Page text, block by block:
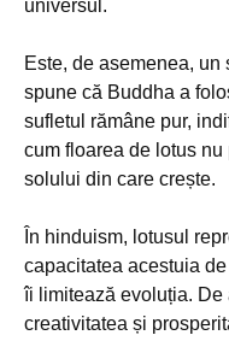
universul.
Este, de asemenea,
spune că Buddha a
sufletul rămâne pur,
cum floarea de lotus
solului din care crește.
În hinduism, lotusul
capacitatea acestuia
îi limitează evoluția.
creativitatea și